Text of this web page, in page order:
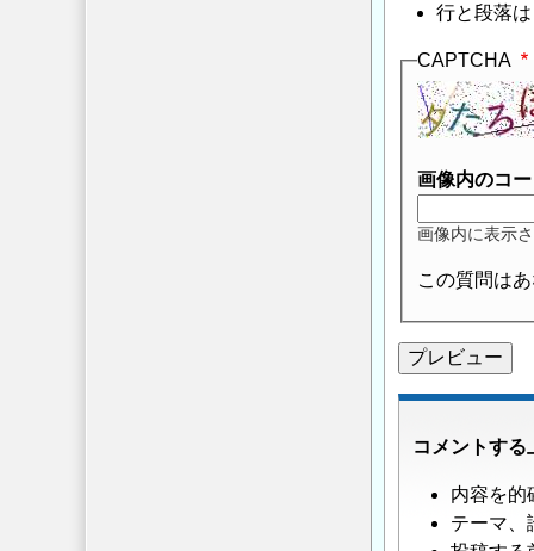
行と段落
CAPTCHA
画像内のコ
画像内に表示
この質問は
コメントする
内容を的
テーマ、